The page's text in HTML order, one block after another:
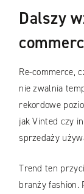
Dalszy
Re-commerce,
nie zwalnia
rekordowe
jak Vinted czy
sprzedaży
Trend ten
branży fashion.